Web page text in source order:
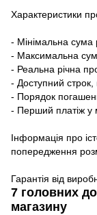
Характеристики
- Мінімальна сума
- Максимальна
- Реальна річна
- Доступний
- Порядок
- Перший платіж
Інформація про
попередження
Гарантія від
7 головних
магазину